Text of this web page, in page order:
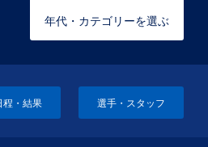
年代・カテゴリーを選ぶ
程・結果 選手・スタッフ